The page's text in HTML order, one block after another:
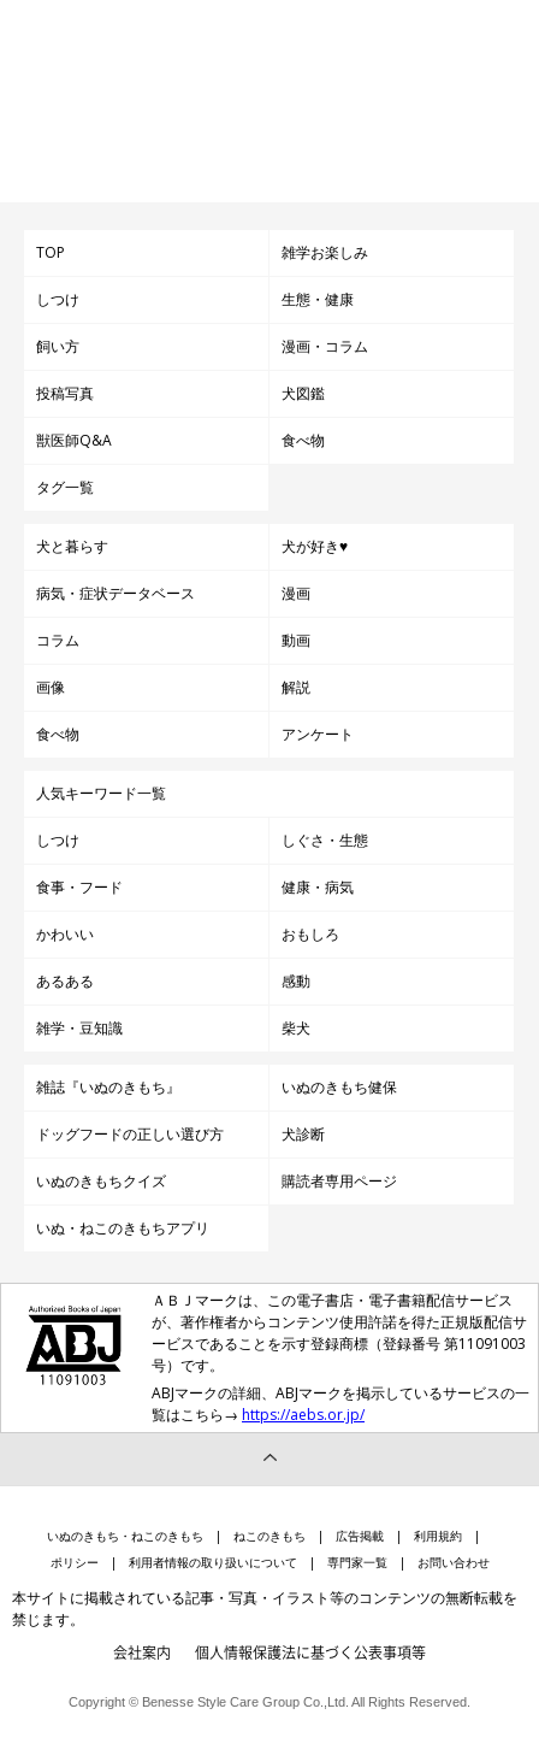
TOP 雑学お楽しみ
しつけ 生態・健康
飼い方 漫画・コラム
投稿写真 犬図鑑
獣医師Q&A 食べ物
タグ一覧
犬と暮らす 犬が好き♥
病気・症状データベース 漫画
コラム 動画
画像 解説
食べ物 アンケート
人気キーワード一覧
しつけ しぐさ・生態
食事・フード 健康・病気
かわいい おもしろ
あるある 感動
雑学・豆知識 柴犬
雑誌『いぬのきもち』 いぬのきもち健保
ドッグフードの正しい選び方 犬診断
いぬのきもちクイズ 購読者専用ページ
いぬ・ねこのきもちアプリ
ＡＢＪマークは、この電子書店・電子書籍配信サービス
が、著作権者からコンテンツ使用許諾を得た正規版配信サ
ービスであることを示す登録商標（登録番号 第11091003
号）です。
ABJマークの詳細、ABJマークを掲示しているサービスの一
覧はこちら→ https://aebs.or.jp/
いぬのきもち・ねこのきもち ねこのきもち 広告掲載
利用規約
ポリシー
利用者情報の取り扱いについて 専門家一覧 お問い合わせ
本サイトに掲載されている記事・写真・イラスト等のコンテンツの無断転載を
禁じます。
会社案内 個人情報保護法に基づく公表事項等
Copyright © Benesse Style Care Group Co.,Ltd. All Rights Reserved.